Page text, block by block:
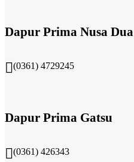
Dapur Prima Nusa Dua
(0361) 4729245
Dapur Prima Gatsu
(0361) 426343